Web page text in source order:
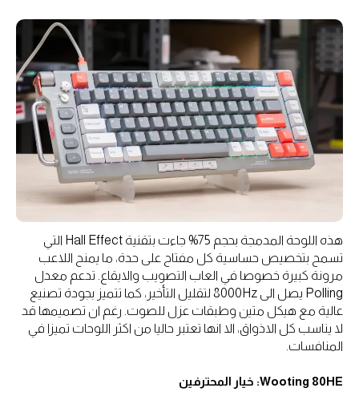
هذه اللوحة المدمجة بحجم 75% جاءت بتقنية Hall Effect التي
تسمح بتخصيص حساسية كل مفتاح على حدة، ما يمنح اللاعب
مرونة كبيرة خصوصا في العاب التصويب والايقاع. تدعم معدل
Polling يصل الى 8000Hz لتقليل التأخير، كما تتميز بجودة تصنيع
عالية مع هيكل متين وطبقات عزل للصوت. رغم ان تصميمها قد
لا يناسب كل الاذواق، الا انها تعتبر حاليا من اكثر اللوحات تميزا في
المنافسات.
Wooting 80HE: خيار المحترفين